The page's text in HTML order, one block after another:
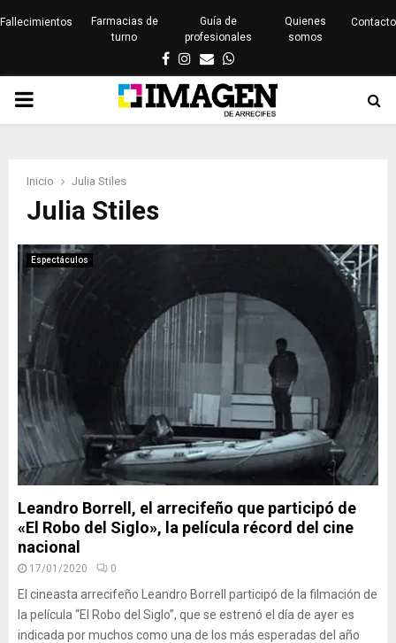
Fallecimientos
Farmacias de
turno
Guía de
profesionales
Quienes
somos
Contacto
Facebook
Instagram
EmailWhatsapp
PRIMARY
Inicio Julia Stiles
Julia Stiles
Espectáculos
Leandro Borrell, el arrecifeño que participó de
«El Robo del Siglo», la película récord del cine
nacional
17/01/2020 0
El cineasta arrecifeño Leandro Borrell participó de la filmación de
la película “El Robo del Siglo”, que se estrenó el día de ayer es
indicada por muchos como una de los más esperadas del año